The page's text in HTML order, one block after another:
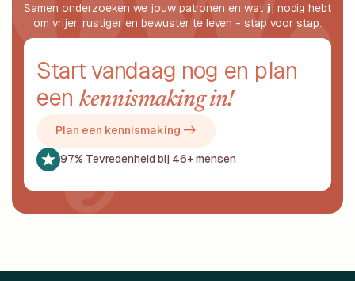
Samen onderzoeken we jouw patronen en wat jij nodig hebt
om vrijer, rustiger en bewuster te leven - stap voor stap.
Start vandaag nog en plan
een kennismaking in!
Plan een kennismaking ->
97% Tevredenheid bij 46+ mensen